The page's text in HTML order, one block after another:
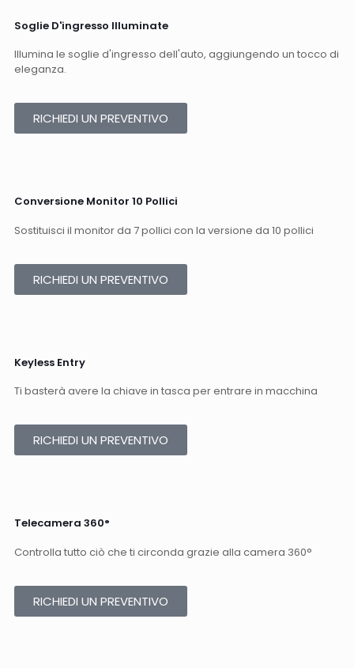
Soglie D'ingresso Illuminate​​
Illumina le soglie d'ingresso dell'auto, aggiungendo un tocco di
eleganza.​​
RICHIEDI UN PREVENTIVO
Conversione Monitor 10 Pollici​
Sostituisci il monitor da 7 pollici con la versione da 10 pollici​
RICHIEDI UN PREVENTIVO
Keyless Entry​
Ti basterà avere la chiave in tasca per entrare in macchina​
RICHIEDI UN PREVENTIVO
Telecamera 360°​
Controlla tutto ciò che ti circonda grazie alla camera 360°​
RICHIEDI UN PREVENTIVO